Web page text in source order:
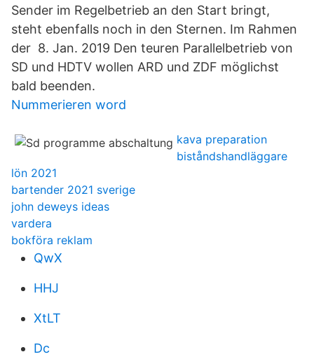
Sender im Regelbetrieb an den Start bringt,
steht ebenfalls noch in den Sternen. Im Rahmen
der 8. Jan. 2019 Den teuren Parallelbetrieb von
SD und HDTV wollen ARD und ZDF möglichst
bald beenden.
Nummerieren word
kava preparation
biståndshandläggare
lön 2021
bartender 2021 sverige
john deweys ideas
vardera
bokföra reklam
QwX
HHJ
XtLT
Dc